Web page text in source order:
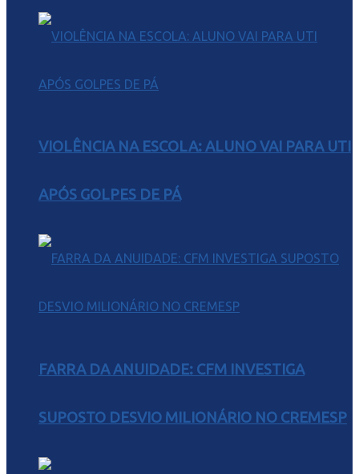
VIOLÊNCIA NA ESCOLA: ALUNO VAI PARA UTI
APÓS GOLPES DE PÁ
FARRA DA ANUIDADE: CFM INVESTIGA
SUPOSTO DESVIO MILIONÁRIO NO CREMESP